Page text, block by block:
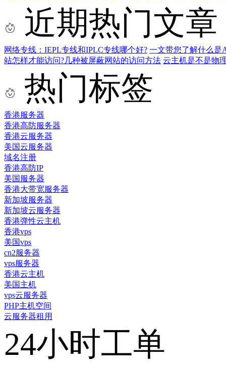
近期热门文章
网络专线：IEPL专线和IPLC专线哪个好? 一文带您了解什么是
站怎样才能访问?几种被屏蔽网站的访问方法 云主机是不是物
热门标签
香港服务器
香港高防服务器
香港云服务器
美国云服务器
域名注册
香港高防IP
美国服务器
香港大带宽服务器
新加坡服务器
新加坡云服务器
香港弹性云主机
香港vps
美国vps
cn2服务器
vps服务器
香港云主机
美国主机
vps云服务器
PHP主机空间
云服务器租用
24小时工单